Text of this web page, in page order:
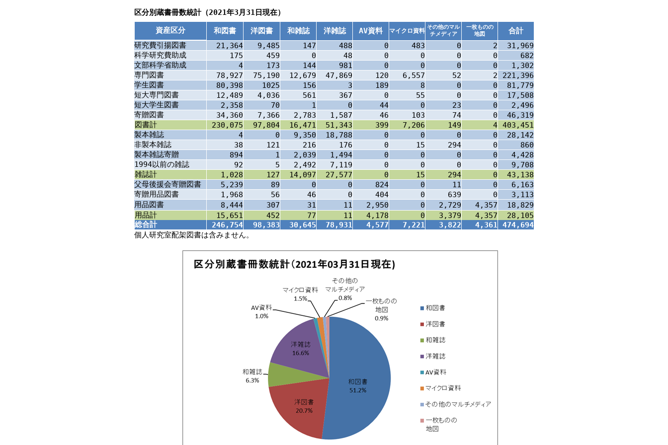
区分別蔵書冊数統計（2021年3月31日現在）
資産区分 和図書 洋図書 和雑誌 洋雑誌 AV資料 マイクロ資料
その他のマル
チメディア
一枚ものの
地図
合計
研究費引揚図書
21,364 9,485 147 488 0 483 0 2
31,969
科学研究費助成
175 459 0 48 0 0 0 0
682
文部科学省助成
4 173 144 981 0 0 0 0
1,302
専門図書
78,927 75,190 12,679 47,869 120 6,557 52 2
221,396
学生図書
80,398 1025 156 3 189 8 0 0
81,779
短大専門図書
12,489 4,036 561 367 0 55 0 0
17,508
短大学生図書
2,358 70 1 0 44 0 23 0
2,496
寄贈図書
34,360 7,366 2,783 1,587 46 103 74 0
46,319
図書計
230,075 97,804 16,471 51,343 399 7,206 149 4 403,451
製本雑誌
4 0 9,350 18,788 0 0 0 0
28,142
非製本雑誌
38 121 216 176 0 15 294 0
860
製本雑誌寄贈
894 1 2,039 1,494 0 0 0 0
4,428
1994以前の雑誌
92 5 2,492 7,119 0 0 0 0
9,708
雑誌計
1,028 127 14,097 27,577 0 15 294 0
43,138
父母後援会寄贈図書
5,239 89 0 0 824 0 11 0
6,163
寄贈用品図書
1,968 56 46 0 404 0 639 0
3,113
用品図書
8,444 307 31 11 2,950 0 2,729 4,357
18,829
用品計
15,651 452 77 11 4,178 0 3,379 4,357
28,105
総合計
246,754 98,383 30,645 78,931 4,577 7,221 3,822 4,361
474,694
個人研究室配架図書は含みません。